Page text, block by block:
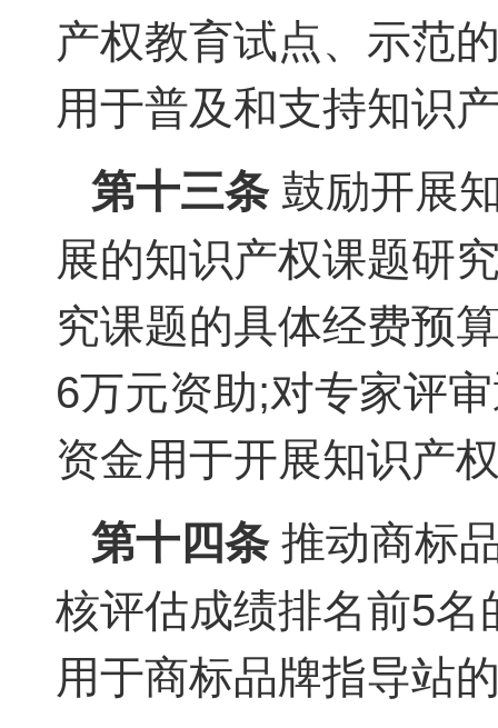
产权教育试点、示范
用于普及和支持知识
第十三条鼓励开展
展的知识产权课题研
究课题的具体经费预
6万元资助;对专家评
资金用于开展知识产
第十四条推动商标
核评估成绩排名前5
用于商标品牌指导站